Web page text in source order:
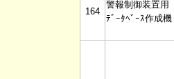
164
警報制御装置用
ﾃﾞｰﾀﾍﾞｰｽ作成機